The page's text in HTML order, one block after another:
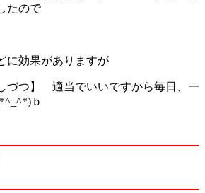
たので
に効果がありますが
つ】 適当でいいですから毎日、一
ｂ